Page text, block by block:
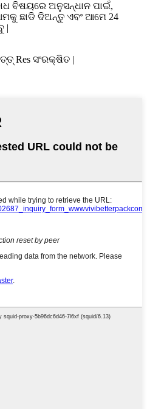
ବିଷୟରେ ଅନୁସନ୍ଧାନ ପାଇଁ,
ଛାଡି ଦିଅନ୍ତୁ ଏବଂ ଆମେ 24
|
Res ସଂରକ୍ଷିତ |